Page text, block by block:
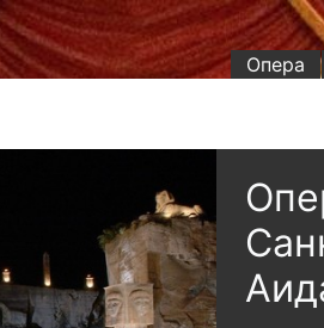
Опера